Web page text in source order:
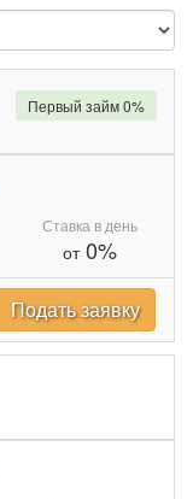
Ставка в день
от0%
Первый займ 0%
Подать заявку